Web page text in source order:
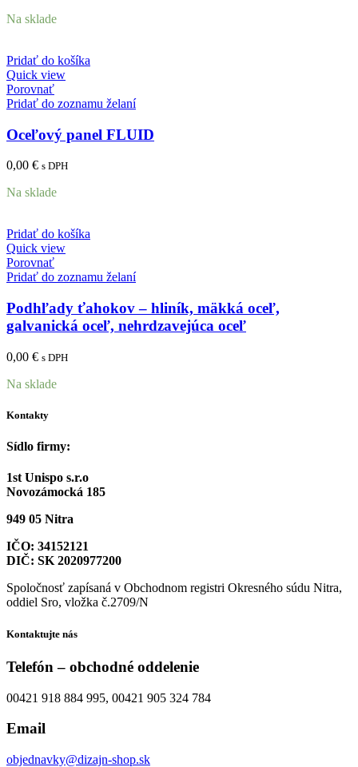
Na sklade
Pridať do košíka
Quick view
Porovnať
Pridať do zoznamu želaní
Oceľový panel FLUID
0,00 € s DPH
Na sklade
Pridať do košíka
Quick view
Porovnať
Pridať do zoznamu želaní
Podhľady ťahokov – hliník, mäkká oceľ,
galvanická oceľ, nehrdzavejúca oceľ
0,00 € s DPH
Na sklade
Kontakty
Sídlo firmy:
1st Unispo s.r.o
Novozámocká 185
949 05 Nitra
IČO: 34152121
DIČ: SK 2020977200
Spoločnosť zapísaná v Obchodnom registri Okresného súdu Nitra,
oddiel Sro, vložka č.2709/N
Kontaktujte nás
Telefón – obchodné oddelenie
00421 918 884 995, 00421 905 324 784
Email
objednavky@dizajn-shop.sk